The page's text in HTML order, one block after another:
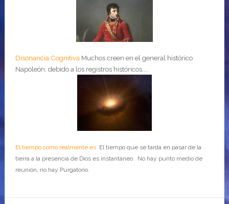
Disonancia Cognitiva Muchos creen en el general histórico
Napoleón, debido a los registros históricos....
El tiempo como realmente esEl tiempo que se tarda en pasar de la
tierra a la presencia de Dios es instantáneo. No hay punto medio de
reunión, no hay Purgatorio.